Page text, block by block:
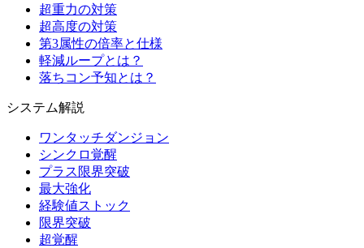
超重力の対策
超高度の対策
第3属性の倍率と仕様
軽減ループとは？
落ちコン予知とは？
システム解説
ワンタッチダンジョン
シンクロ覚醒
プラス限界突破
最大強化
経験値ストック
限界突破
超覚醒